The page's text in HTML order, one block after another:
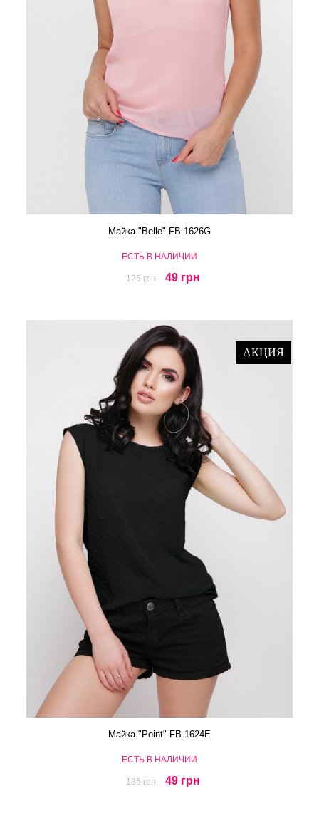
Майка "Belle" FB-1626G
ЕСТЬ В НАЛИЧИИ
125 грн 49 грн
АКЦИЯ
Майка "Point" FB-1624E
ЕСТЬ В НАЛИЧИИ
135 грн 49 грн